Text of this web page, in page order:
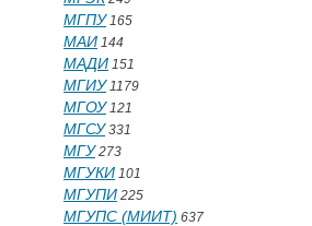
МГПУ165
МАИ 144
МАДИ 151
МГИУ1179
МГОУ121
МГСУ331
МГУ273
МГУКИ 101
МГУПИ 225
МГУПС (МИИТ) 637